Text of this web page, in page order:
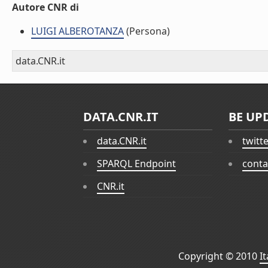
Autore CNR di
LUIGI ALBEROTANZA(Persona)
data.CNR.it
DATA.CNR.IT
data.CNR.it
SPARQL Endpoint
CNR.it
BE
Copyright © 2010